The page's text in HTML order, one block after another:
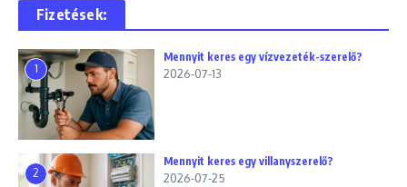
Fizetések:
1
Mennyit keres egy vízvezeték-szerelő?
2026-07-13
2
Mennyit keres egy villanyszerelő?
2026-07-25